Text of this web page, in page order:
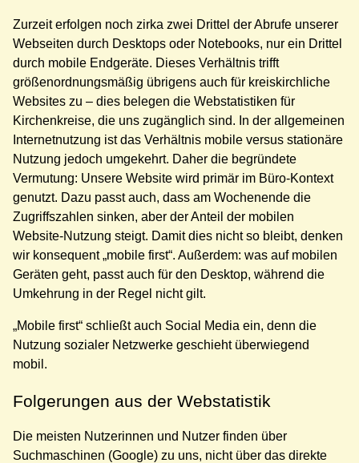
Zurzeit erfolgen noch zirka zwei Drittel der Abrufe unserer
Webseiten durch Desktops oder Notebooks, nur ein Drittel
durch mobile Endgeräte. Dieses Verhältnis trifft
größenordnungsmäßig übrigens auch für kreiskirchliche
Websites zu – dies belegen die Webstatistiken für
Kirchenkreise, die uns zugänglich sind. In der allgemeinen
Internetnutzung ist das Verhältnis mobile versus stationäre
Nutzung jedoch umgekehrt. Daher die begründete
Vermutung: Unsere Website wird primär im Büro-Kontext
genutzt. Dazu passt auch, dass am Wochenende die
Zugriffszahlen sinken, aber der Anteil der mobilen
Website-Nutzung steigt. Damit dies nicht so bleibt, denken
wir konsequent „mobile first“. Außerdem: was auf mobilen
Geräten geht, passt auch für den Desktop, während die
Umkehrung in der Regel nicht gilt.
„Mobile first“ schließt auch Social Media ein, denn die
Nutzung sozialer Netzwerke geschieht überwiegend
mobil.
Folgerungen aus der Webstatistik
Die meisten Nutzerinnen und Nutzer finden über
Suchmaschinen (Google) zu uns, nicht über das direkte